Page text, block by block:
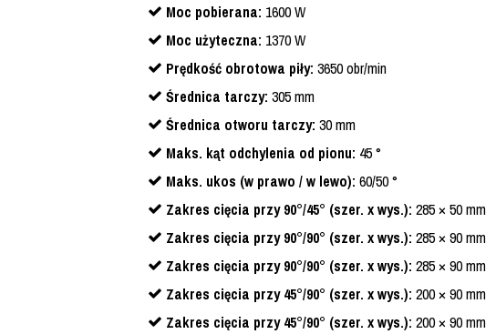
Moc pobierana: 1600 W
Moc użyteczna: 1370 W
Prędkość obrotowa piły: 3650 obr/min
Średnica tarczy: 305 mm
Średnica otworu tarczy: 30 mm
Maks. kąt odchylenia od pionu: 45 °
Maks. ukos (w prawo / w lewo): 60/50 °
Zakres cięcia przy 90°/45° (szer. x wys.): 285 × 50 mm
Zakres cięcia przy 90°/90° (szer. x wys.): 285 × 90 mm
Zakres cięcia przy 90°/90° (szer. x wys.): 285 × 90 mm
Zakres cięcia przy 45°/90° (szer. x wys.): 200 × 90 mm
Zakres cięcia przy 45°/90° (szer. x wys.): 200 × 90 mm